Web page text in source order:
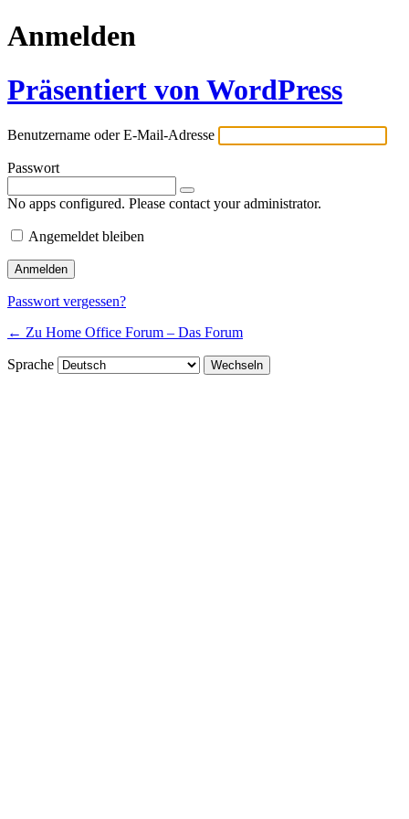
Anmelden
Präsentiert von WordPress
Benutzername oder E-Mail-Adresse
Passwort
No apps configured. Please contact your administrator.
Angemeldet bleiben
Passwort vergessen?
← Zu Home Office Forum – Das Forum
Sprache